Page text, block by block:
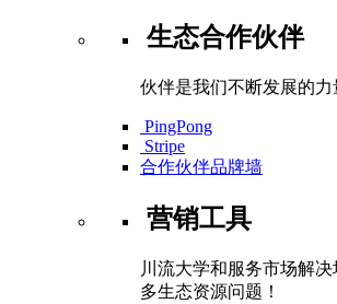
生态合作伙伴
伙伴是我们不断发展的力
PingPong
Stripe
合作伙伴品牌墙
营销工具
川流大学和服务市场解
多生态资源问题！